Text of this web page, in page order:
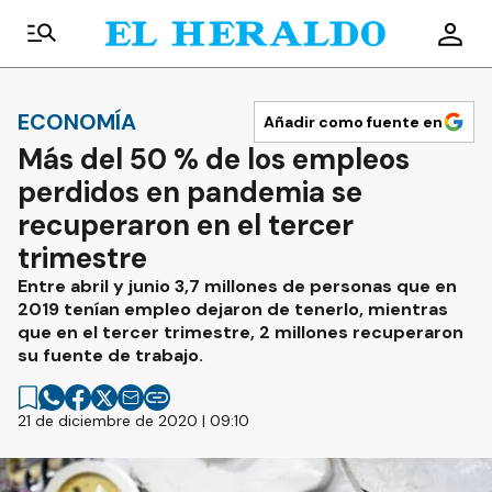
ECONOMÍA Añadir como fuente en
Más del 50 % de los empleos
perdidos en pandemia se
recuperaron en el tercer
trimestre
Entre abril y junio 3,7 millones de personas que en
2019 tenían empleo dejaron de tenerlo, mientras
que en el tercer trimestre, 2 millones recuperaron
su fuente de trabajo.
21 de diciembre de 2020 | 09:10